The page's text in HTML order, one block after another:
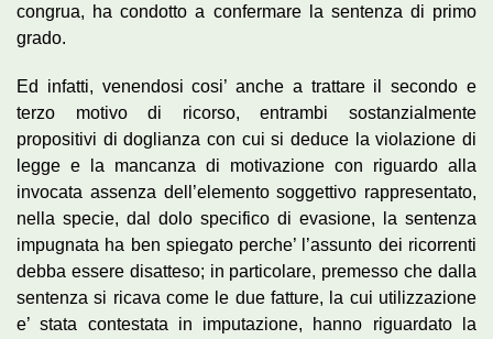
congrua, ha condotto a confermare la sentenza di primo
grado.
Ed infatti, venendosi cosi’ anche a trattare il secondo e
terzo motivo di ricorso, entrambi sostanzialmente
propositivi di doglianza con cui si deduce la violazione di
legge e la mancanza di motivazione con riguardo alla
invocata assenza dell’elemento soggettivo rappresentato,
nella specie, dal dolo specifico di evasione, la sentenza
impugnata ha ben spiegato perche’ l’assunto dei ricorrenti
debba essere disatteso; in particolare, premesso che dalla
sentenza si ricava come le due fatture, la cui utilizzazione
e’ stata contestata in imputazione, hanno riguardato la